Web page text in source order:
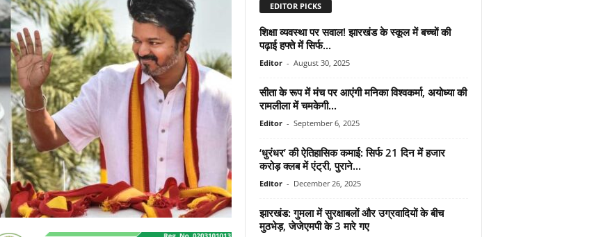
EDITOR PICKS
शिक्षा व्यवस्था पर सवाल! झारखंड के स्कूल में बच्चों की
पढ़ाई हफ्ते में सिर्फ...
Editor - August 30, 2025
सीता के रूप में मंच पर आएंगी मनिका विश्वकर्मा, अयोध्या की
रामलीला में चमकेगी...
Editor - September 6, 2025
‘धुरंधर’ की ऐतिहासिक कमाई: सिर्फ 21 दिन में हजार
करोड़ क्लब में एंट्री, पुराने...
Editor - December 26, 2025
झारखंड: गुमला में सुरक्षाबलों और उग्रवादियों के बीच
मुठभेड़, जेजेएमपी के 3 मारे गए